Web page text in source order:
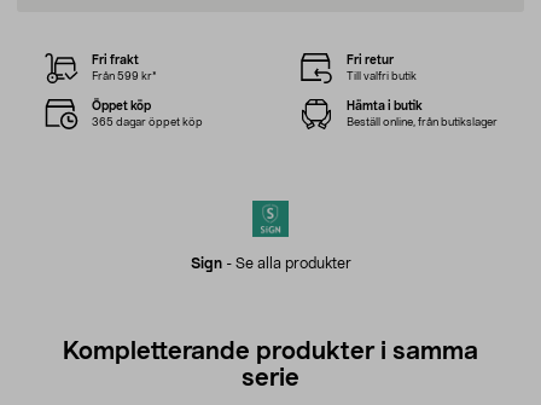
Sign- Se alla produkter
Fri frakt
Från 599 kr*
Fri retur
Till valfri butik
Öppet köp
365 dagar öppet köp
Hämta i butik
Beställ online, från butikslager
Kompletterande produkter i samma
serie